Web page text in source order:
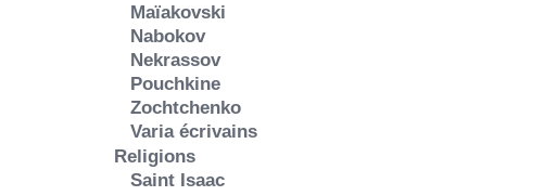
Maïakovski
Nabokov
Nekrassov
Pouchkine
Zochtchenko
Varia écrivains
Religions
Saint Isaac